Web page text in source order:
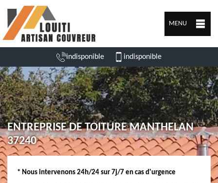
MENU
indisponible indisponible
ENTREPRISE DE TOITURE MANTHELAN
37240
* Nous intervenons 24h/24 sur 7j/7 en cas d'urgence